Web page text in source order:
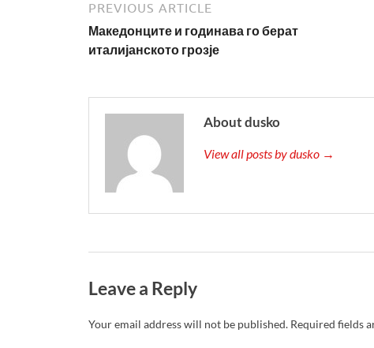
PREVIOUS ARTICLE
Македонците и годинава го берат
италијанското грозје
About dusko
View all posts by dusko →
Leave a Reply
Your email address will not be published. Required fields